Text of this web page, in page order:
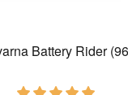
Battery Rider